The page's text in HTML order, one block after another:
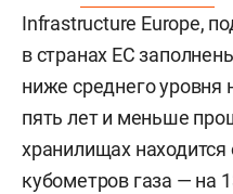
Infrastructure Europe,
в странах ЕС
ниже среднего уровня
пять лет и меньше
хранилищах
кубометров газа — на